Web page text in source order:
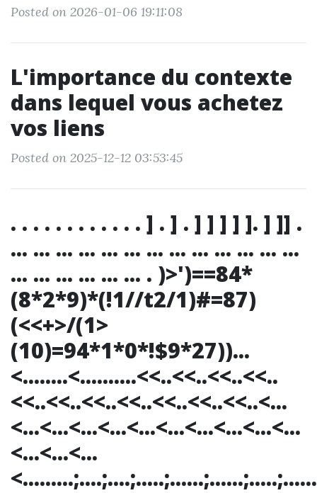
Posted on 2026-01-06 19:11:08
L'importance du contexte
dans lequel vous achetez
vos liens
Posted on 2025-12-12 03:53:45
. . . . . . . . . . . . ] . ] . ] ] ] ] ]. ] ]] .
... ... ... ... ... ... ... ... ... ... ... ... ...
... ... ... ... ... ... . )>')==84*
(8*2*9)*(!1//t2/1)#=87)
(<<+>/(1>
(10)=94*1*0*!$9*27))...
<........<..........<<..<<..<<..<<..
<<..<<..<<..<<..<<..<<..<<..<...
<...<...<...<...<...<...<...<...<...<...
<...<...<...